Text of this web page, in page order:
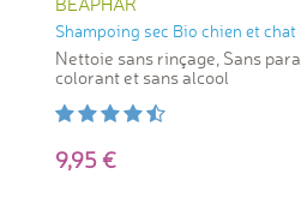
Shampoing sec Bio chien et
Nettoie sans rinçage, Sans
colorant et sans alcool
9,95